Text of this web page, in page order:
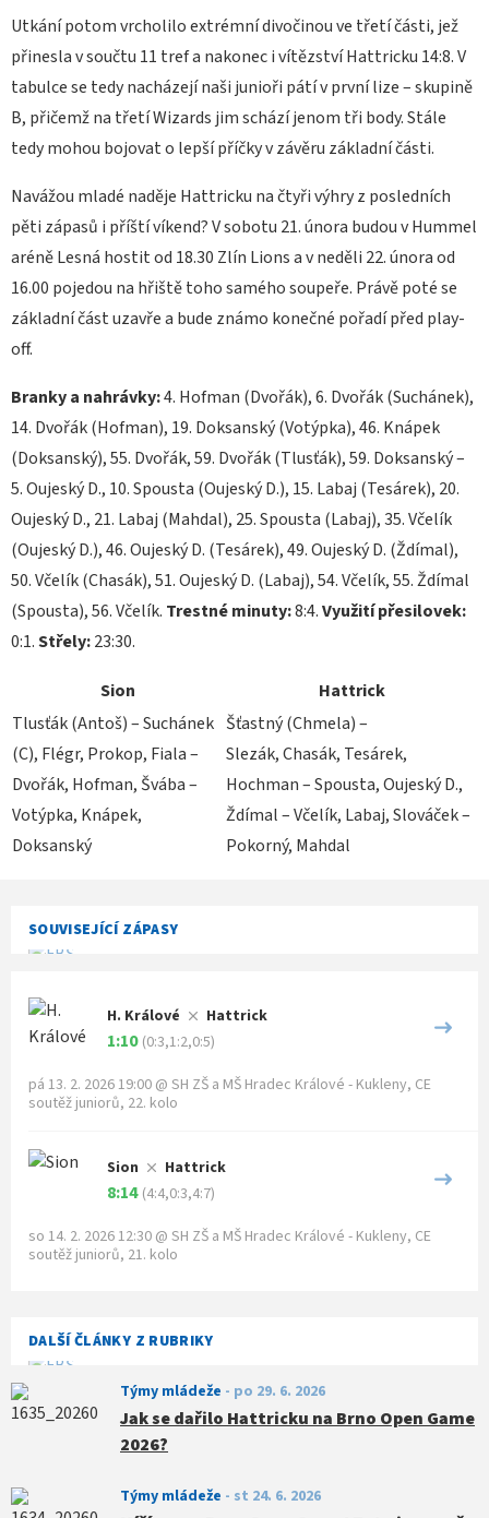
SOUVISEJÍCÍ ZÁPASY
H. Králové Hattrick
1:10 (0:3,1:2,0:5)
pá 13. 2. 2026 19:00 @ SH ZŠ a MŠ Hradec Králové - Kukleny, CE
soutěž juniorů, 22. kolo
Sion Hattrick
8:14 (4:4,0:3,4:7)
so 14. 2. 2026 12:30 @ SH ZŠ a MŠ Hradec Králové - Kukleny, CE
soutěž juniorů, 21. kolo
DALŠÍ ČLÁNKY Z RUBRIKY
Týmy mládeže - po 29. 6. 2026
Jak se dařilo Hattricku na Brno Open Game
2026?
Týmy mládeže - st 24. 6. 2026
Utkání potom vrcholilo extrémní divočinou ve třetí části, jež
přinesla v součtu 11 tref a nakonec i vítězství Hattricku 14:8. V
tabulce se tedy nacházejí naši junioři pátí v první lize – skupině
B, přičemž na třetí Wizards jim schází jenom tři body. Stále
tedy mohou bojovat o lepší příčky v závěru základní části.
Navážou mladé naděje Hattricku na čtyři výhry z posledních
pěti zápasů i příští víkend? V sobotu 21. února budou v Hummel
aréně Lesná hostit od 18.30 Zlín Lions a v neděli 22. února od
16.00 pojedou na hřiště toho samého soupeře. Právě poté se
základní část uzavře a bude známo konečné pořadí před play-
off.
Branky a nahrávky:4. Hofman (Dvořák), 6. Dvořák (Suchánek),
14. Dvořák (Hofman), 19. Doksanský (Votýpka), 46. Knápek
(Doksanský), 55. Dvořák, 59. Dvořák (Tlusťák), 59. Doksanský –
5. Oujeský D., 10. Spousta (Oujeský D.), 15. Labaj (Tesárek), 20.
Oujeský D., 21. Labaj (Mahdal), 25. Spousta (Labaj), 35. Včelík
(Oujeský D.), 46. Oujeský D. (Tesárek), 49. Oujeský D. (Ždímal),
50. Včelík (Chasák), 51. Oujeský D. (Labaj), 54. Včelík, 55. Ždímal
(Spousta), 56. Včelík. Trestné minuty:8:4.Využití přesilovek:
0:1.Střely:23:30.
Sion
Hattrick
Tlusťák (Antoš) – Suchánek
(C), Flégr, Prokop, Fiala –
Dvořák, Hofman, Švába –
Votýpka, Knápek,
Doksanský
Šťastný (Chmela) –
Slezák, Chasák, Tesárek,
Hochman – Spousta, Oujeský D.,
Ždímal – Včelík, Labaj, Slováček –
Pokorný, Mahdal